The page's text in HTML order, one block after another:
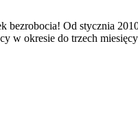
bezrobocia! Od stycznia
w okresie do trzech